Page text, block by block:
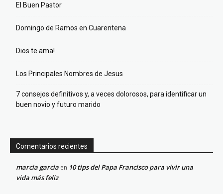
El Buen Pastor
Domingo de Ramos en Cuarentena
Dios te ama!
Los Principales Nombres de Jesus
7 consejos definitivos y, a veces dolorosos, para identificar un
buen novio y futuro marido
Comentarios recientes
marcia garcia en 10 tips del Papa Francisco para vivir una
vida más feliz